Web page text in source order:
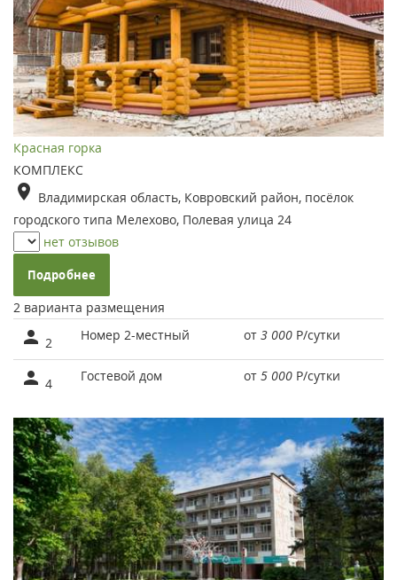
Красная горка
КОМПЛЕКС
Владимирская область, Ковровский район, посёлок
городского типа Мелехово, Полевая улица 24
нет отзывов
Подробнее
2 варианта размещения
2 Номер 2-местный от 3 000 Р/сутки
4 Гостевой дом от 5 000 Р/сутки